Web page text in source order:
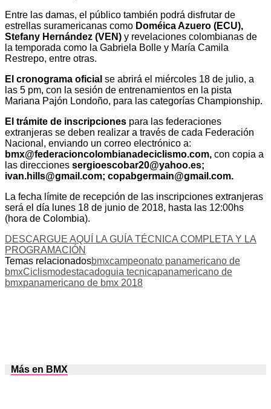
Entre las damas, el público también podrá disfrutar de
estrellas suramericanas como Doméica Azuero (ECU),
Stefany Hernández (VEN) y revelaciones colombianas de
la temporada como la Gabriela Bolle y María Camila
Restrepo, entre otras.
El cronograma oficial se abrirá el miércoles 18 de julio, a
las 5 pm, con la sesión de entrenamientos en la pista
Mariana Pajón Londoño, para las categorías Championship.
El trámite de inscripciones para las federaciones
extranjeras se deben realizar a través de cada Federación
Nacional, enviando un correo electrónico a:
bmx@federacioncolombianadeciclismo.com, con copia a
las direcciones sergioescobar20@yahoo.es;
ivan.hills@gmail.com; copabgermain@gmail.com.
La fecha límite de recepción de las inscripciones extranjeras
será el día lunes 18 de junio de 2018, hasta las 12:00hs
(hora de Colombia).
DESCARGUE AQUÍ LA GUÍA TÉCNICA COMPLETA Y LA
PROGRAMACIÓN
Temas relacionadosbmxcampeonato panamericano de
bmxCiclismodestacadoguia tecnicapanamericano de
bmxpanamericano de bmx 2018
Más en BMX